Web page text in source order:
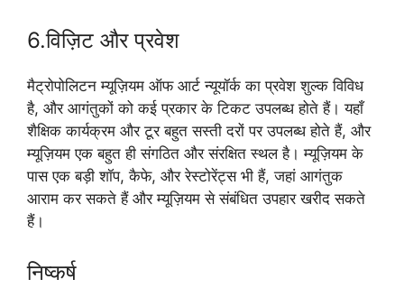
6.विज़िट और प्रवेश
मैट्रोपोलिटन म्यूज़ियम ऑफ आर्ट न्यूयॉर्क का प्रवेश शुल्क विविध
है, और आगंतुकों को कई प्रकार के टिकट उपलब्ध होते हैं। यहाँ
शैक्षिक कार्यक्रम और टूर बहुत सस्ती दरों पर उपलब्ध होते हैं, और
म्यूज़ियम एक बहुत ही संगठित और संरक्षित स्थल है। म्यूज़ियम के
पास एक बड़ी शॉप, कैफे, और रेस्टोरेंट्स भी हैं, जहां आगंतुक
आराम कर सकते हैं और म्यूज़ियम से संबंधित उपहार खरीद सकते
हैं।
निष्कर्ष